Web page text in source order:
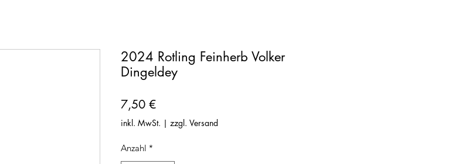
2024 Rotling Feinherb Volker
Dingeldey
7,50 €Preis
inkl. MwSt. | zzgl. Versand
Anzahl *